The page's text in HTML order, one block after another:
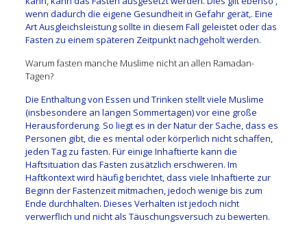
wenn dadurch die eigene Gesundheit in Gefahr gerät,. Eine
Art Ausgleichsleistung sollte in diesem Fall geleistet oder das
Fasten zu einem späteren Zeitpunkt nachgeholt werden.
Warum fasten manche Muslime nicht an allen Ramadan-
Tagen?
Die Enthaltung von Essen und Trinken stellt viele Muslime
(insbesondere an langen Sommertagen) vor eine große
Herausforderung. So liegt es in der Natur der Sache, dass es
Personen gibt, die es mental oder körperlich nicht schaffen,
jeden Tag zu fasten. Für einige Inhaftierte kann die
Haftsituation das Fasten zusätzlich erschweren. Im
Haftkontext wird häufig berichtet, dass viele Inhaftierte zur
Beginn der Fastenzeit mitmachen, jedoch wenige bis zum
Ende durchhalten. Dieses Verhalten ist jedoch nicht
verwerflich und nicht als Täuschungsversuch zu bewerten.